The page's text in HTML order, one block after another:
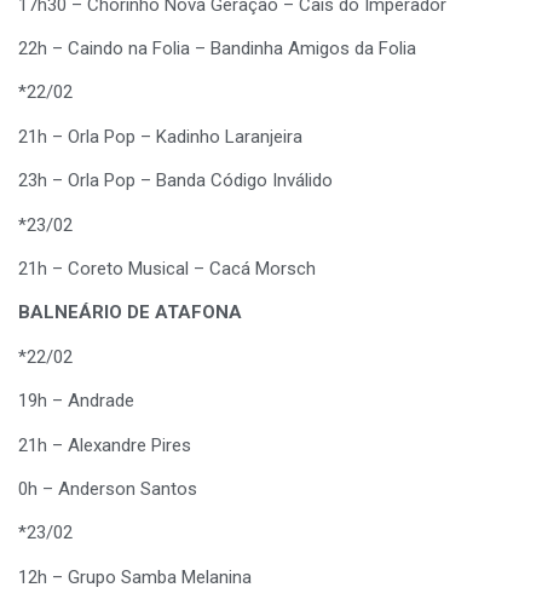
17h30 – Chorinho Nova Geração – Cais do Imperador
22h – Caindo na Folia – Bandinha Amigos da Folia
*22/02
21h – Orla Pop – Kadinho Laranjeira
23h – Orla Pop – Banda Código Inválido
*23/02
21h – Coreto Musical – Cacá Morsch
BALNEÁRIO DE ATAFONA
*22/02
19h – Andrade
21h – Alexandre Pires
0h – Anderson Santos
*23/02
12h – Grupo Samba Melanina